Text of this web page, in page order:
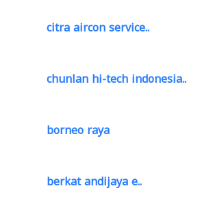
citra aircon service..
chunlan hi-tech indonesia..
borneo raya
berkat andijaya e..